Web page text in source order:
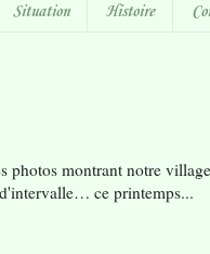
Situation Histoire
photos montrant notre
ce printemps...